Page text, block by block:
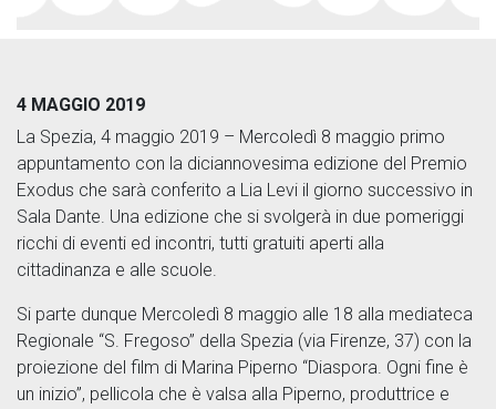
4 MAGGIO 2019
La Spezia, 4 maggio 2019 – Mercoledì 8 maggio primo
appuntamento con la diciannovesima edizione del Premio
Exodus che sarà conferito a Lia Levi il giorno successivo in
Sala Dante. Una edizione che si svolgerà in due pomeriggi
ricchi di eventi ed incontri, tutti gratuiti aperti alla
cittadinanza e alle scuole.
Si parte dunque Mercoledì 8 maggio alle 18 alla mediateca
Regionale “S. Fregoso” della Spezia (via Firenze, 37) con la
proiezione del film di Marina Piperno “Diaspora. Ogni fine è
un inizio”, pellicola che è valsa alla Piperno, produttrice e